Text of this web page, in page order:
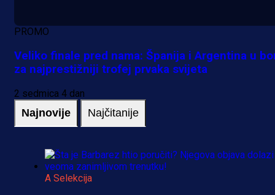
PROMO
Veliko finale pred nama: Španija i Argentina u
za najprestižniji trofej prvaka svijeta
2 sedmica 4 dan
Najnovije Najčitanije
A Selekcija